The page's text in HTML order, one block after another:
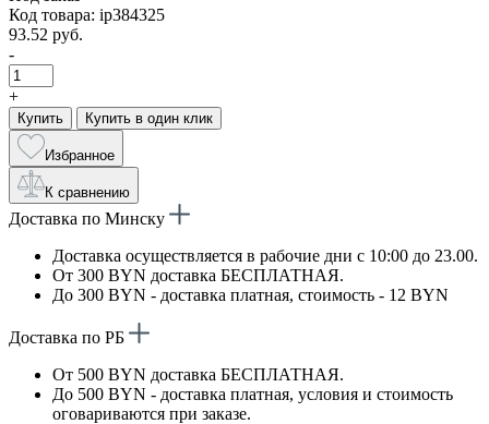
Код товара: ip384325
93.52 руб.
-
+
Купить Купить в один клик
Избранное
К сравнению
Доставка по Минску
Доставка осуществляется в рабочие дни с 10:00 до 23.00.
От 300 BYN доставка БЕСПЛАТНАЯ.
До 300 BYN - доставка платная, стоимость - 12 BYN
Доставка по РБ
От 500 BYN доставка БЕСПЛАТНАЯ.
До 500 BYN - доставка платная, условия и стоимость
оговариваются при заказе.